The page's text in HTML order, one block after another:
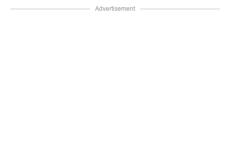
Advertisement